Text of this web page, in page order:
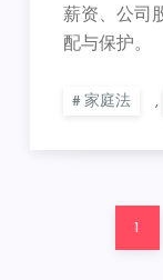
薪资、公司
配与保护。
家庭法 ,
Page
1